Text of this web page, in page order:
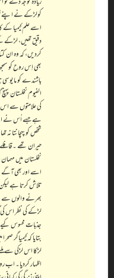
کولڑکے نے اپنے
اسے علم کیمیا کے
دقیق تھیں، لڑکے
کردیں، کہ وہ ان
بھی اِس روح کو
باشندے کو مایوسی
الفیوم نخلستان
کی علامتوں سے اس
ہے جسے اُس نے
شخص کو پہچانتا نہ
حیران تھے ۔
نخلستان میں
اسے اور بھی آگے
تلاش کرتا ہے لیکن
بھرنے والوں سے
لڑکے کی نظر اس
جذبات محسوس
بتایا کہ کیمیاگر
لڑکا اس لڑکی سے
اظہار کردیا۔ اب